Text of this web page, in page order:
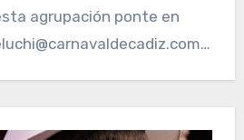
agrupación ponte en